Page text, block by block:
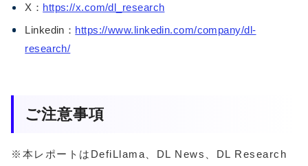
X： https://x.com/dl_research
Linkedin： https://www.linkedin.com/company/dl-
research/
ご注意事項
※本レポートはDefiLlama、DL News、DL Research